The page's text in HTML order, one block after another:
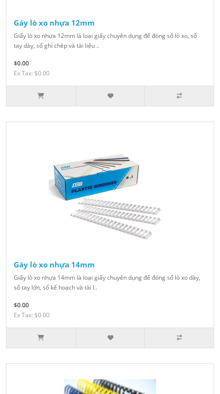
Gáy lò xo nhựa 12mm
Giấy lò xo nhựa 12mm là loại giấy chuyên dụng để đóng sổ lò xo, sổ
tay dày, sổ ghi chép và tài liệu ..
$0.00
Ex Tax: $0.00
Gáy lò xo nhựa 14mm
Giấy lò xo nhựa 14mm là loại giấy chuyên dụng để đóng sổ lò xo dày,
sổ tay lớn, sổ kế hoạch và tài l..
$0.00
Ex Tax: $0.00